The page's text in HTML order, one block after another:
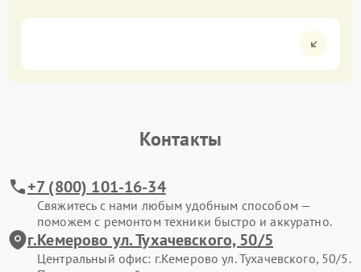
Контакты
+7 (800) 101-16-34
Свяжитесь с нами любым удобным способом —
поможем с ремонтом техники быстро и аккуратно.
г.Кемерово ул. Тухачевского, 50/5
Центральный офис: г.Кемерово ул. Тухачевского, 50/5.